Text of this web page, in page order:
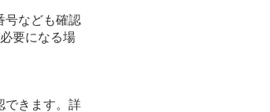
号なども確認
要になる場
できます。詳